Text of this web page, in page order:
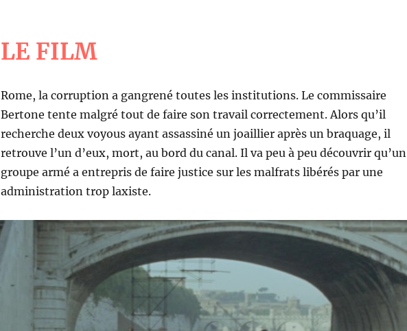
LE FILM
Rome, la corruption a gangrené toutes les institutions. Le commissaire
Bertone tente malgré tout de faire son travail correctement. Alors qu’il
recherche deux voyous ayant assassiné un joaillier après un braquage, il
retrouve l’un d’eux, mort, au bord du canal. Il va peu à peu découvrir qu’un
groupe armé a entrepris de faire justice sur les malfrats libérés par une
administration trop laxiste.